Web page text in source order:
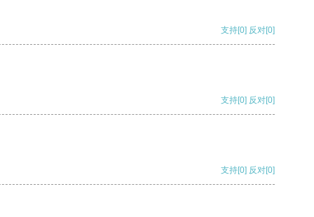
支持[0] 反对[0]
支持[0] 反对[0]
支持[0] 反对[0]